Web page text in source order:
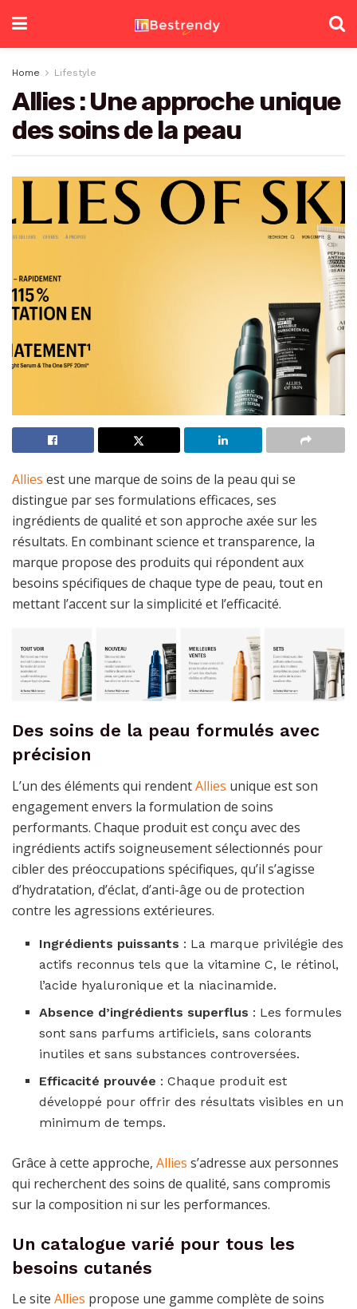
Home Lifestyle
Allies : Une approche unique
des soins de la peau
Allies est une marque de soins de la peau qui se
distingue par ses formulations efficaces, ses
ingrédients de qualité et son approche axée sur les
résultats. En combinant science et transparence, la
marque propose des produits qui répondent aux
besoins spécifiques de chaque type de peau, tout en
mettant l’accent sur la simplicité et l’efficacité.
Des soins de la peau formulés avec
précision
L’un des éléments qui rendentAllies unique est son
engagement envers la formulation de soins
performants. Chaque produit est conçu avec des
ingrédients actifs soigneusement sélectionnés pour
cibler des préoccupations spécifiques, qu’il s’agisse
d’hydratation, d’éclat, d’anti-âge ou de protection
contre les agressions extérieures.
Ingrédients puissants : La marque privilégie des
actifs reconnus tels que la vitamine C, le rétinol,
l’acide hyaluronique et la niacinamide.
Absence d’ingrédients superflus : Les formules
sont sans parfums artificiels, sans colorants
inutiles et sans substances controversées.
Efficacité prouvée : Chaque produit est
développé pour offrir des résultats visibles en un
minimum de temps.
Grâce à cette approche, Allies s’adresse aux personnes
qui recherchent des soins de qualité, sans compromis
sur la composition ni sur les performances.
Un catalogue varié pour tous les
besoins cutanés
Le site Allies propose une gamme complète de soins